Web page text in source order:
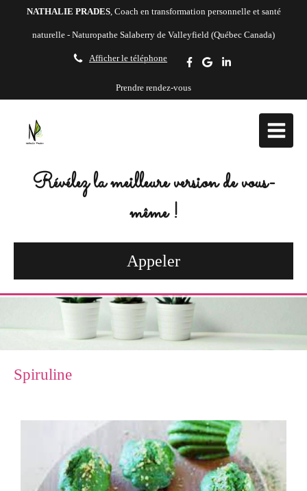
NATHALIE PRADES, Coach en transformation personnelle et santé
naturelle - Naturopathe Salaberry de Valleyfield (Québec Canada)
Afficher le téléphone
Prendre rendez-vous
Révélez la meilleure version de vous-
même !
Appeler
Spiruline